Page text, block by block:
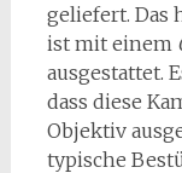
geliefert. Das
ist mit einem
ausgestattet.
dass diese
Objektiv
typische